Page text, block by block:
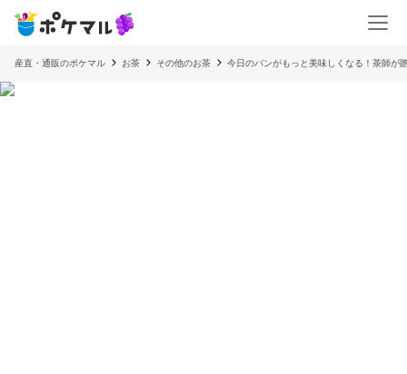
産直・通販のポケマル お茶 その他のお茶 今日のパンがもっと美味しくなる！茶師が